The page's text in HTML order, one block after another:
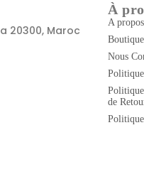
20300, Maroc
À
A
Boutique
Nous
de